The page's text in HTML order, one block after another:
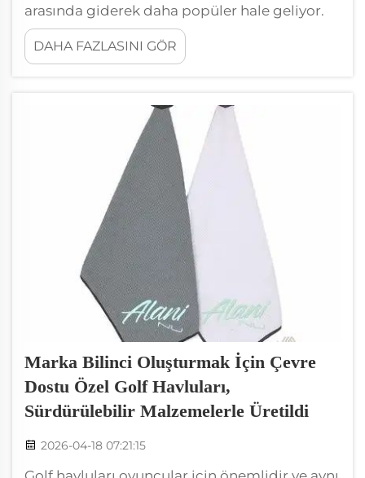
arasında giderek daha popüler hale geliyor.
Yumuşak, emici ve uzun ömürlüdürler. Bu
havluların ilginç özelliklerinden biri, entegre
mıknatıslardır. Bu mıknatıslar, havluyu golf
sabitlemenizi sağlar. Bu...
DAHA FAZLASINI GÖR
Marka Bilinci Oluşturmak İçin Çevre
Dostu Özel Golf Havluları,
Sürdürülebilir Malzemelerle Üretildi
2026-04-18 07:21:15